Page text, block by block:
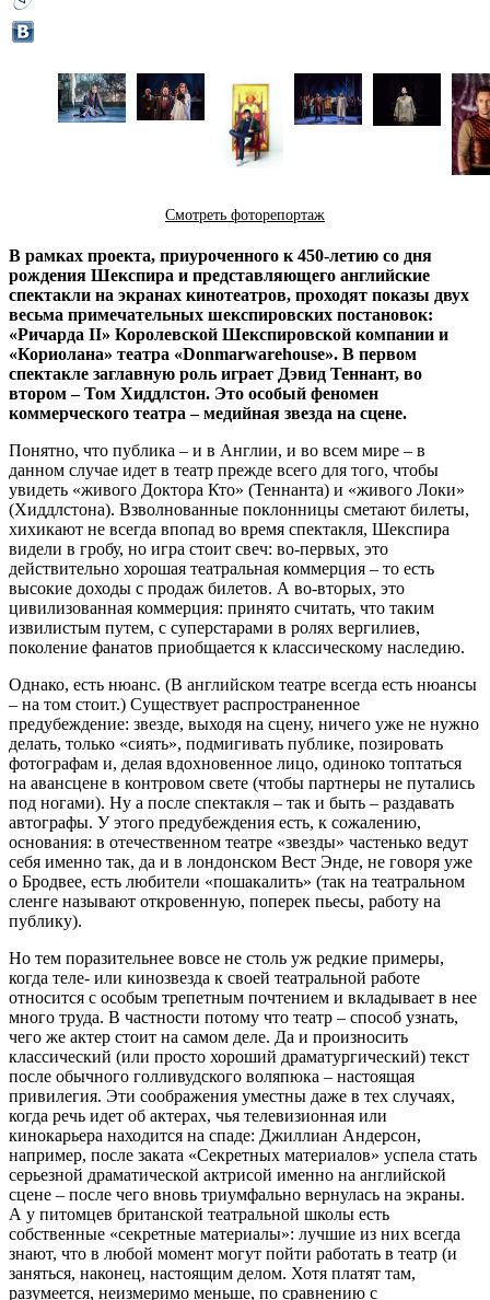
Смотреть фоторепортаж
В рамках проекта, приуроченного к 450-летию со дня
рождения Шекспира и представляющего английские
спектакли на экранах кинотеатров, проходят показы двух
весьма примечательных шекспировских постановок:
«Ричарда II» Королевской Шекспировской компании и
«Кориолана» театра «Donmarwarehouse». В первом
спектакле заглавную роль играет Дэвид Теннант, во
втором – Том Хиддлстон. Это особый феномен
коммерческого театра – медийная звезда на сцене.
Понятно, что публика – и в Англии, и во всем мире – в
данном случае идет в театр прежде всего для того, чтобы
увидеть «живого Доктора Кто» (Теннанта) и «живого Локи»
(Хиддлстона). Взволнованные поклонницы сметают билеты,
хихикают не всегда впопад во время спектакля, Шекспира
видели в гробу, но игра стоит свеч: во-первых, это
действительно хорошая театральная коммерция – то есть
высокие доходы с продаж билетов. А во-вторых, это
цивилизованная коммерция: принято считать, что таким
извилистым путем, с суперстарами в ролях вергилиев,
поколение фанатов приобщается к классическому наследию.
Однако, есть нюанс. (В английском театре всегда есть нюансы
– на том стоит.) Существует распространенное
предубеждение: звезде, выходя на сцену, ничего уже не нужно
делать, только «сиять», подмигивать публике, позировать
фотографам и, делая вдохновенное лицо, одиноко топтаться
на авансцене в контровом свете (чтобы партнеры не путались
под ногами). Ну а после спектакля – так и быть – раздавать
автографы. У этого предубеждения есть, к сожалению,
основания: в отечественном театре «звезды» частенько ведут
себя именно так, да и в лондонском Вест Энде, не говоря уже
о Бродвее, есть любители «пошакалить» (так на театральном
сленге называют откровенную, поперек пьесы, работу на
публику).
Но тем поразительнее вовсе не столь уж редкие примеры,
когда теле- или кинозвезда к своей театральной работе
относится с особым трепетным почтением и вкладывает в нее
много труда. В частности потому что театр – способ узнать,
чего же актер стоит на самом деле. Да и произносить
классический (или просто хороший драматургический) текст
после обычного голливудского воляпюка – настоящая
привилегия. Эти соображения уместны даже в тех случаях,
когда речь идет об актерах, чья телевизионная или
кинокарьера находится на спаде: Джиллиан Андерсон,
например, после заката «Секретных материалов» успела стать
серьезной драматической актрисой именно на английской
сцене – после чего вновь триумфально вернулась на экраны.
А у питомцев британской театральной школы есть
собственные «секретные материалы»: лучшие из них всегда
знают, что в любой момент могут пойти работать в театр (и
заняться, наконец, настоящим делом. Хотя платят там,
разумеется, неизмеримо меньше, по сравнению с